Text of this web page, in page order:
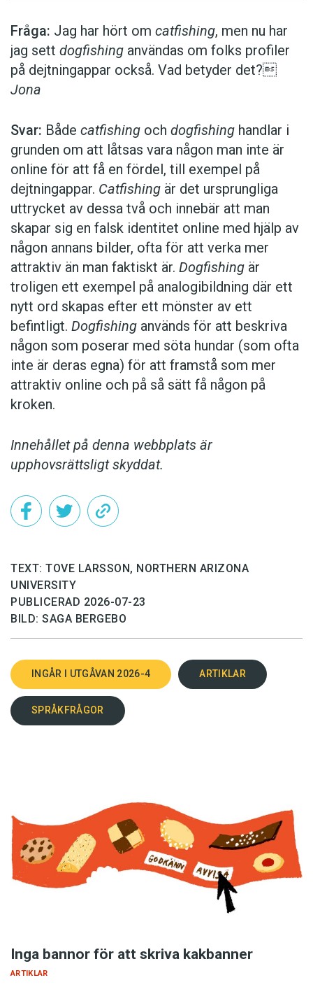
Fråga: Jag har hört om catfishing, men nu har
jag sett dogfishing användas om folks profiler
på dejtningappar också. Vad betyder det?
Jona
Svar: Både catfishing och dogfishing handlar i
grunden om att låtsas vara någon man inte är
online för att få en fördel, till exempel på
dejtningappar. Catfishing är det ursprungliga
uttrycket av dessa två och innebär att man
skapar sig en falsk identitet online med hjälp av
någon annans bilder, ofta för att verka mer
attraktiv än man faktiskt är. Dogfishing är
troligen ett exempel på analogibildning där ett
nytt ord skapas efter ett mönster av ett
befintligt. Dogfishing används för att beskriva
någon som poserar med söta hundar (som ofta
inte är deras egna) för att framstå som mer
attraktiv online och på så sätt få någon på
kroken.
Innehållet på denna webbplats är
upphovsrättsligt skyddat.
TEXT: TOVE LARSSON, NORTHERN ARIZONA
UNIVERSITY
PUBLICERAD 2026-07-23
BILD: SAGA BERGEBO
INGÅR I UTGÅVAN 2026-4 ARTIKLAR
SPRÅKFRÅGOR
Inga bannor för att skriva kakbanner
ARTIKLAR